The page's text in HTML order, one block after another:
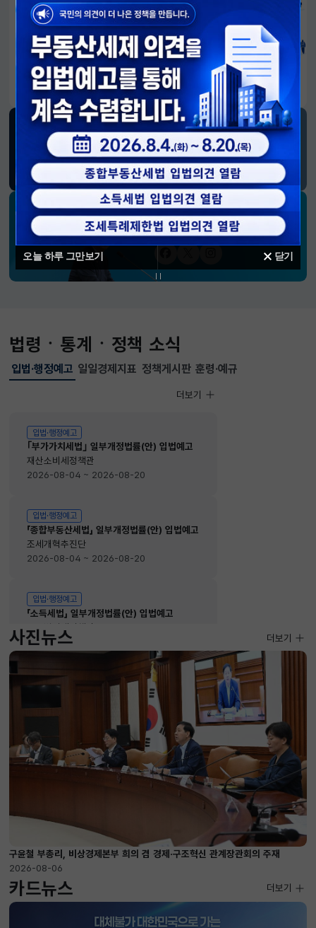
오늘 하루 그만보기 닫기
알림판
국민이 만든 대전환의 길-회복과 도약, 모두의 1년
재정경제부 SNS 소식
블로그페이스북트위터(X)유튜브인스타그램
소통하는 경제 리더 구윤철 장관의
SNS 채널
법령ㆍ통계ㆍ정책 소식
입법·행정예고
선택됨
입법·행정예고
입법·행정예고
｢부가가치세법｣ 일부개정법률(안) 입법예고
재산소비세정책관
2026-08-04 ~ 2026-08-20
입법·행정예고
「종합부동산세법」 일부개정법률(안) 입법예고
조세개혁추진단
2026-08-04 ~ 2026-08-20
입법·행정예고
「소득세법」 일부개정법률(안) 입법예고
소득법인세정책관
2026-08-04 ~ 2026-08-20
입법·행정예고
더보기
일일경제지표 정책게시판 훈령·예규
사진뉴스
구윤철 부총리, 비상경제본부 희의 겸 경제·구조혁신 관계장관회의 주재
2026-08-06
사진뉴스
더보기
카드뉴스 더보기